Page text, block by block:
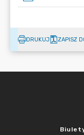
DRUKUJ ZAPISZ